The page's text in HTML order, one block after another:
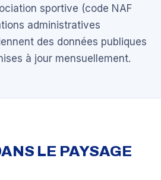
sportive (code NAF
administratives
des données publiques
à jour mensuellement.
LE PAYSAGE